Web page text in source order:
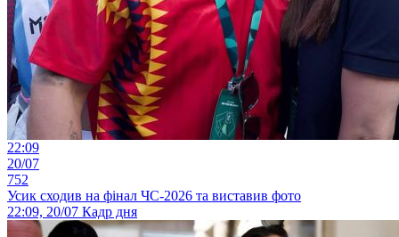
22:09
20/07
752
Усик сходив на фінал ЧС-2026 та виставив фото
22:09, 20/07 Кадр дня